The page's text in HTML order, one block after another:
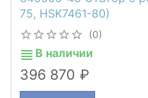
75, HSK7461-80)
(0)
В наличии
396 870